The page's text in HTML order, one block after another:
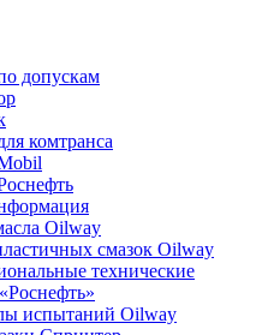
допускам
комтранса
Oilway
смазок Oilway
технические
испытаний Oilway